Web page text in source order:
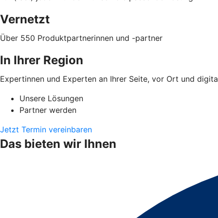
Vernetzt
Über 550 Produktpartnerinnen und -partner
In Ihrer Region
Expertinnen und Experten an Ihrer Seite, vor Ort und
Unsere Lösungen
Partner werden
Jetzt Termin vereinbaren
Das bieten wir Ihnen